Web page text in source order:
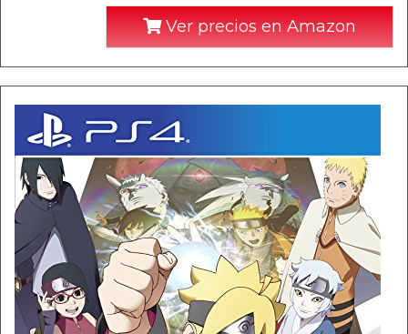
Ver precios en Amazon